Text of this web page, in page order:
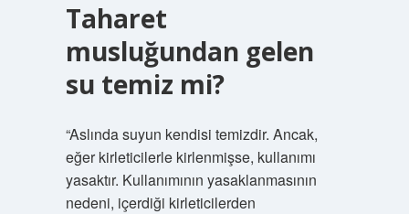
Taharet
musluğundan gelen
su temiz mi?
“Aslında suyun kendisi temizdir. Ancak,
eğer kirleticilerle kirlenmişse, kullanımı
yasaktır. Kullanımının yasaklanmasının
nedeni, içerdiği kirleticilerden